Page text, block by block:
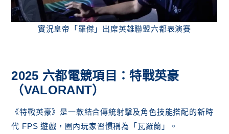
實況皇帝「羅傑」出席英雄聯盟六都表演賽
2025 六都電競項目：特戰英豪
（VALORANT）
《特戰英豪》是一款結合傳統射擊及角色技能搭配的新時
代 FPS 遊戲，圈內玩家習慣稱為「瓦羅蘭」。